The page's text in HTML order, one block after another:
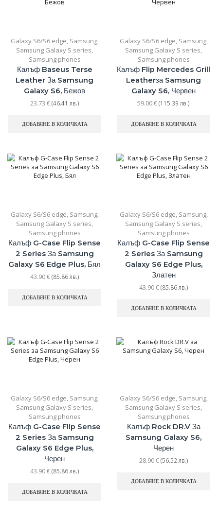
Galaxy S6/S6 edge, Samsung,
Samsung Galaxy S series,
Samsung phones
Калъф Baseus Terse
Leather За Samsung
Galaxy S6, Бежов
23.73 €(46.41 лв.)
ДОБАВЯНЕ В КОЛИЧКАТА
Galaxy S6/S6 edge, Samsung,
Samsung Galaxy S series,
Samsung phones
Калъф Flip Mercedes Grill
Leatherза Samsung
Galaxy S6, Червен
59.00€(115.39 лв.)
ДОБАВЯНЕ В КОЛИЧКАТА
Galaxy S6/S6 edge, Samsung,
Samsung Galaxy S series,
Samsung phones
Калъф G-Case Flip Sense
2 Series За Samsung
Galaxy S6 Edge Plus, Бял
43.90€(85.86 лв.)
ДОБАВЯНЕ В КОЛИЧКАТА
Galaxy S6/S6 edge, Samsung,
Samsung Galaxy S series,
Samsung phones
Калъф G-Case Flip Sense
2 Series За Samsung
Galaxy S6 Edge Plus,
Златен
43.90€(85.86 лв.)
ДОБАВЯНЕ В КОЛИЧКАТА
Galaxy S6/S6 edge, Samsung,
Samsung Galaxy S series,
Samsung phones
Калъф G-Case Flip Sense
2 Series За Samsung
Galaxy S6 Edge Plus,
Черен
43.90€(85.86 лв.)
ДОБАВЯНЕ В КОЛИЧКАТА
Galaxy S6/S6 edge, Samsung,
Samsung Galaxy S series,
Samsung phones
Калъф Rock DR.V За
Samsung Galaxy S6,
Черен
28.90€(56.52 лв.)
ДОБАВЯНЕ В КОЛИЧКАТА